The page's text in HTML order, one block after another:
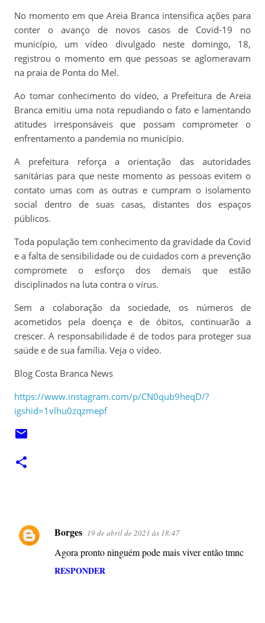
No momento em que Areia Branca intensifica ações para
conter o avanço de novos casos de Covid-19 no
município, um vídeo divulgado neste domingo, 18,
registrou o momento em que pessoas se aglomeravam
na praia de Ponta do Mel.
Ao tomar conhecimento do vídeo, a Prefeitura de Areia
Branca emitiu uma nota repudiando o fato e lamentando
atitudes irresponsáveis que possam comprometer o
enfrentamento a pandemia no município.
A prefeitura reforça a orientação das autoridades
sanitárias para que neste momento as pessoas evitem o
contato umas com as outras e cumpram o isolamento
social dentro de suas casas, distantes dos espaços
públicos.
Toda população tem conhecimento da gravidade da Covid
e a falta de sensibilidade ou de cuidados com a prevenção
compromete o esforço dos demais que estão
disciplinados na luta contra o vírus.
Sem a colaboração da sociedade, os números de
acometidos pela doença e de óbitos, continuarão a
crescer. A responsabilidade é de todos para proteger sua
saúde e de sua família. Veja o vídeo.
Blog Costa Branca News
https://www.instagram.com/p/CN0qub9heqD/?
igshid=1vlhu0zqzmepf
C
Borges 19 de abril de 2021 às 18:47
Agora pronto ninguém pode mais viver então tmnc
RESPONDER